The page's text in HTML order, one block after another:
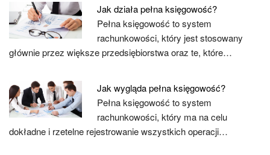
Jak działa pełna księgowość?
Pełna księgowość to system
rachunkowości, który jest stosowany
głównie przez większe przedsiębiorstwa oraz te, które…
Jak wygląda pełna księgowość?
Pełna księgowość to system
rachunkowości, który ma na celu
dokładne i rzetelne rejestrowanie wszystkich operacji…